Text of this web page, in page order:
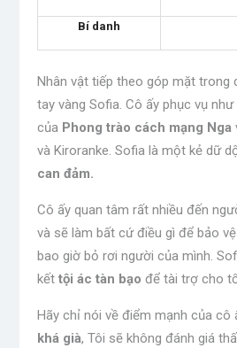
Bí danh
Nhân vật tiếp theo góp mặt trong
tay vàng Sofia. Cô ấy phục vụ
của Phong trào cách mạng Nga
và Kiroranke. Sofia là một kẻ dữ
can đảm.
Cô ấy quan tâm rất nhiều đến
và sẽ làm bất cứ điều gì để bảo
bao giờ bỏ rơi người của mình.
kết tội ác tàn bạo để tài trợ cho
Hãy chỉ nói về điểm mạnh của cô
khá già, Tôi sẽ không đánh giá